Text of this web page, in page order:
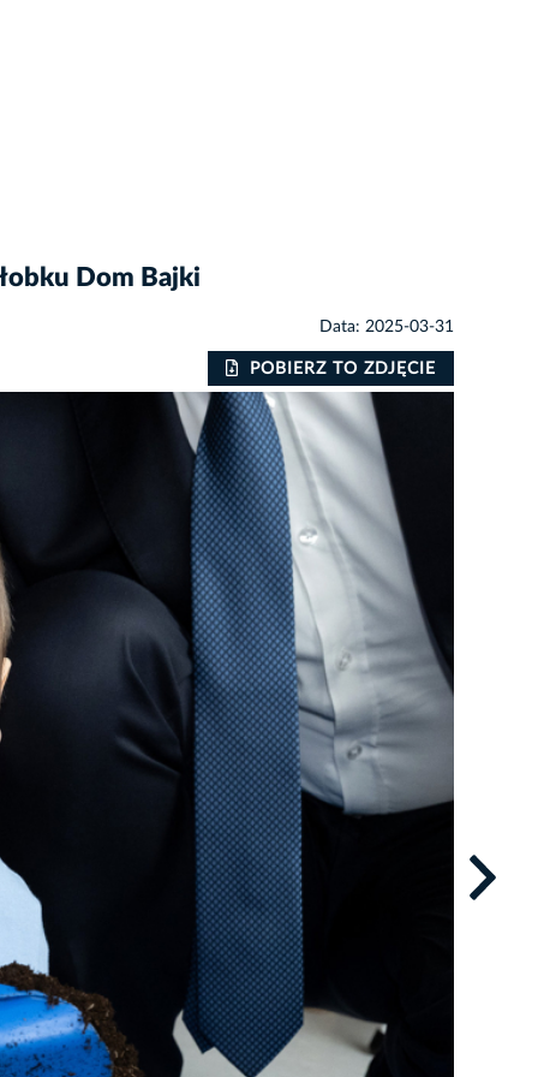
Dom Bajki
Data: 2025-03-31
POBIERZ TO ZDJĘCIE